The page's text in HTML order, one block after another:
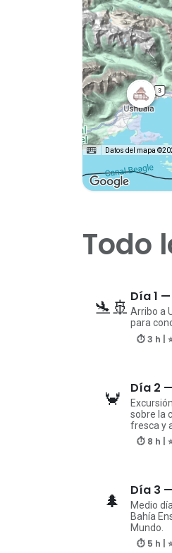
Datos del mapa
Todo
🛬🚢
Día 1
Arribo a
para
⏱ 3 h |
🦀
Día 2
sobre la
fresca y
⏱ 8 h |
🌲
Día 3
Medio
Bahía
Mundo.
⏱ 5 h |